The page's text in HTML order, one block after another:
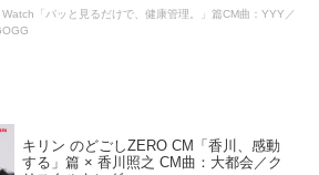
「パッと見るだけで、健康管理。」篇CM曲：YYY／
キリン のどごしZERO CM「香川、感動
する」篇 × 香川照之 CM曲：大都会／ク